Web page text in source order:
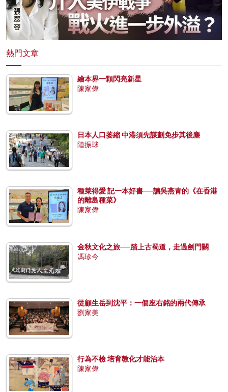
熱門文章
繪本界一顆閃亮新星
陳家偉
日本人口萎縮 中港須先謀劃免步其後塵
陸振球
種菜得愛 記一本好書──讀吳燕青的《在香港
的離島種菜》
陳家偉
金秋文化之旅──踏上古蜀道，走過劍門關
馮珍今
從顧生岳到沈平：一個座右銘的兩代傳承
劉家美
行為不檢 培育教化才能治本
陳家偉